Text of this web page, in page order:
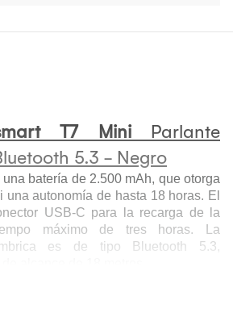
T7 Mini Parlante
5.3 - Negro
batería de 2.500 mAh, que otorga
una autonomía de hasta 18 horas. El
USB-C para la recarga de la
máximo de tres horas. La
es de tipo Bluetooth 5.3,